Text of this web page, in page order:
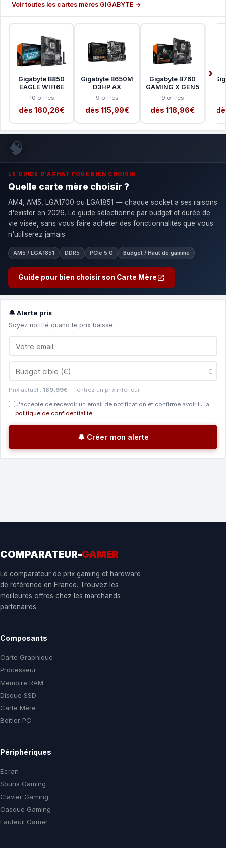
Voir toutes les cartes mères GIGABYTE →
Gigabyte B850
EAGLE WIFI6E
10 offres
dès 160,26€
Gigabyte B650M
D3HP AX
9 offres
dès 115,99€
Gigabyte B760
GAMING X GEN5
9 offres
dès 118,96€
🧠
LE GUIDE D'ACHAT POUR BIEN CHOISIR
Quelle carte mère choisir ?
AM4, AM5, LGA1700 ou LGA1851 — chaque socket a ses raisons
d'exister en 2026. Le guide sélectionne par budget et durée de
vie visée, sans vous faire acheter des fonctionnalités que vous
n'utiliserez jamais.
AM5 / LGA1851 DDR5 PCIe 5.0 Budget / Haut de gamme
Guide pour bien choisir son Carte Mère
🔔 Alerte prix
Soyez notifié quand le prix baisse :
€
Prix actuel : 189,99€ — entrez un prix inférieur
J'accepte de recevoir un email de notification et confirme avoir lu la
politique de confidentialité.
🔔 Créer mon alerte
COMPARATEUR-GAMER
Le comparateur de prix gaming et hardware
de référence en France. Trouvez les
meilleures offres chez les marchands
partenaires.
Composants
Carte Graphique
Processeur
Memoire RAM
Disque SSD
Carte Mère
Boîtier PC
Périphériques
Ecran
Souris Gaming
Clavier Gaming
Casque Gaming
Fauteuil Gamer